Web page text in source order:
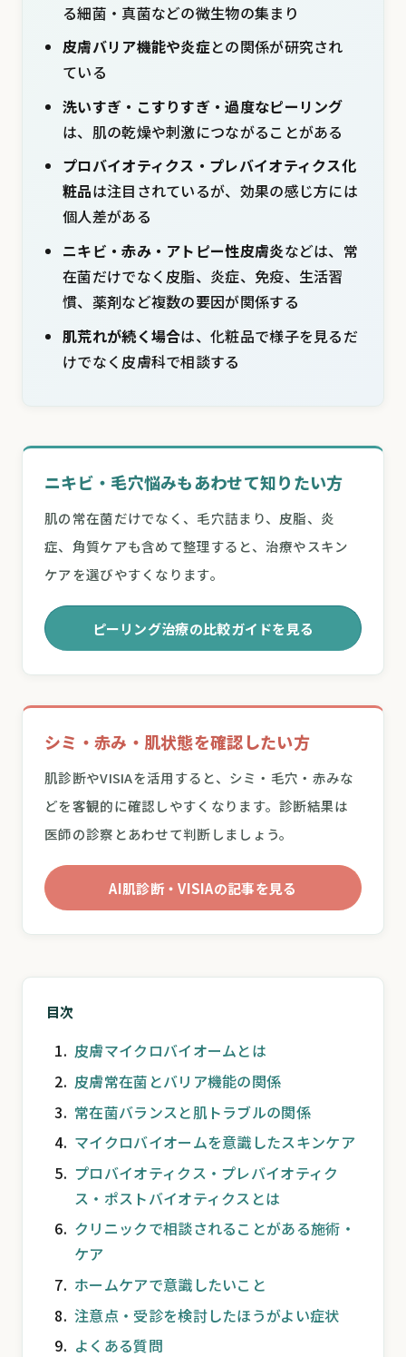
る細菌・真菌などの微生物の集まり
皮膚バリア機能や炎症との関係が研究され
ている
洗いすぎ・こすりすぎ・過度なピーリング
は、肌の乾燥や刺激につながることがある
プロバイオティクス・プレバイオティクス化
粧品は注目されているが、効果の感じ方には
個人差がある
ニキビ・赤み・アトピー性皮膚炎などは、常
在菌だけでなく皮脂、炎症、免疫、生活習
慣、薬剤など複数の要因が関係する
肌荒れが続く場合は、化粧品で様子を見るだ
けでなく皮膚科で相談する
ニキビ・毛穴悩みもあわせて知りたい方
肌の常在菌だけでなく、毛穴詰まり、皮脂、炎
症、角質ケアも含めて整理すると、治療やスキン
ケアを選びやすくなります。
ピーリング治療の比較ガイドを見る
シミ・赤み・肌状態を確認したい方
肌診断やVISIAを活用すると、シミ・毛穴・赤みな
どを客観的に確認しやすくなります。診断結果は
医師の診察とあわせて判断しましょう。
AI肌診断・VISIAの記事を見る
目次
皮膚マイクロバイオームとは
皮膚常在菌とバリア機能の関係
常在菌バランスと肌トラブルの関係
マイクロバイオームを意識したスキンケア
プロバイオティクス・プレバイオティク
ス・ポストバイオティクスとは
クリニックで相談されることがある施術・
ケア
ホームケアで意識したいこと
注意点・受診を検討したほうがよい症状
よくある質問